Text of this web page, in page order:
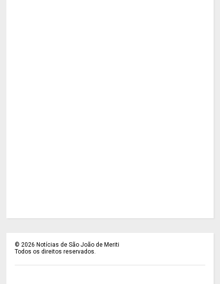
©2026 Notícias de São João de Meriti
Todos os direitos reservados.